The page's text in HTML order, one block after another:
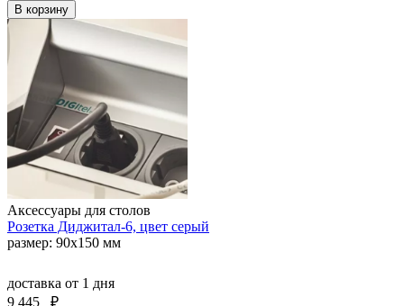
В корзину
Аксессуары для столов
Розетка Диджитал-6, цвет серый
размер: 90х150 мм
доставка от 1 дня
9 445
₽